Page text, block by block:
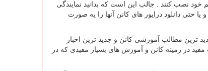
خود نصب کنند . جالب این است که بدانید نمایندگی
دانلود درایور های کانن آنها را یه صورت
مطالب آموزشی کانن و جدید ترین اخبار
در زمینه کانن و آموزش های بسیار مفیدی که در